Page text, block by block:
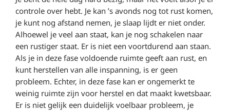
controle over hebt. Je kan ’s avonds nog tot rust komen,
je kunt nog afstand nemen, je slaap lijdt er niet onder.
Alhoewel je veel aan staat, kan je nog schakelen naar
een rustiger staat. Er is niet een voortdurend aan staan.
Als je in deze fase voldoende ruimte geeft aan rust, en
kunt herstellen van alle inspanning, is er geen
probleem. Echter, in deze fase kan er ongemerkt te
weinig ruimte zijn voor herstel en dat maakt kwetsbaar.
Er is niet gelijk een duidelijk voelbaar probleem, je